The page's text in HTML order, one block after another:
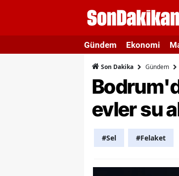
Gündem Ekonomi
Son Dakika Gündem
evler su
#Sel #Felaket